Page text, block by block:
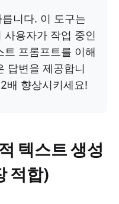
릅니다. 이 도구는
사용자가 작업 중인
트 프롬프트를 이해
답변을 제공합니
배 향상시키세요!
텍스트 생성
적합)